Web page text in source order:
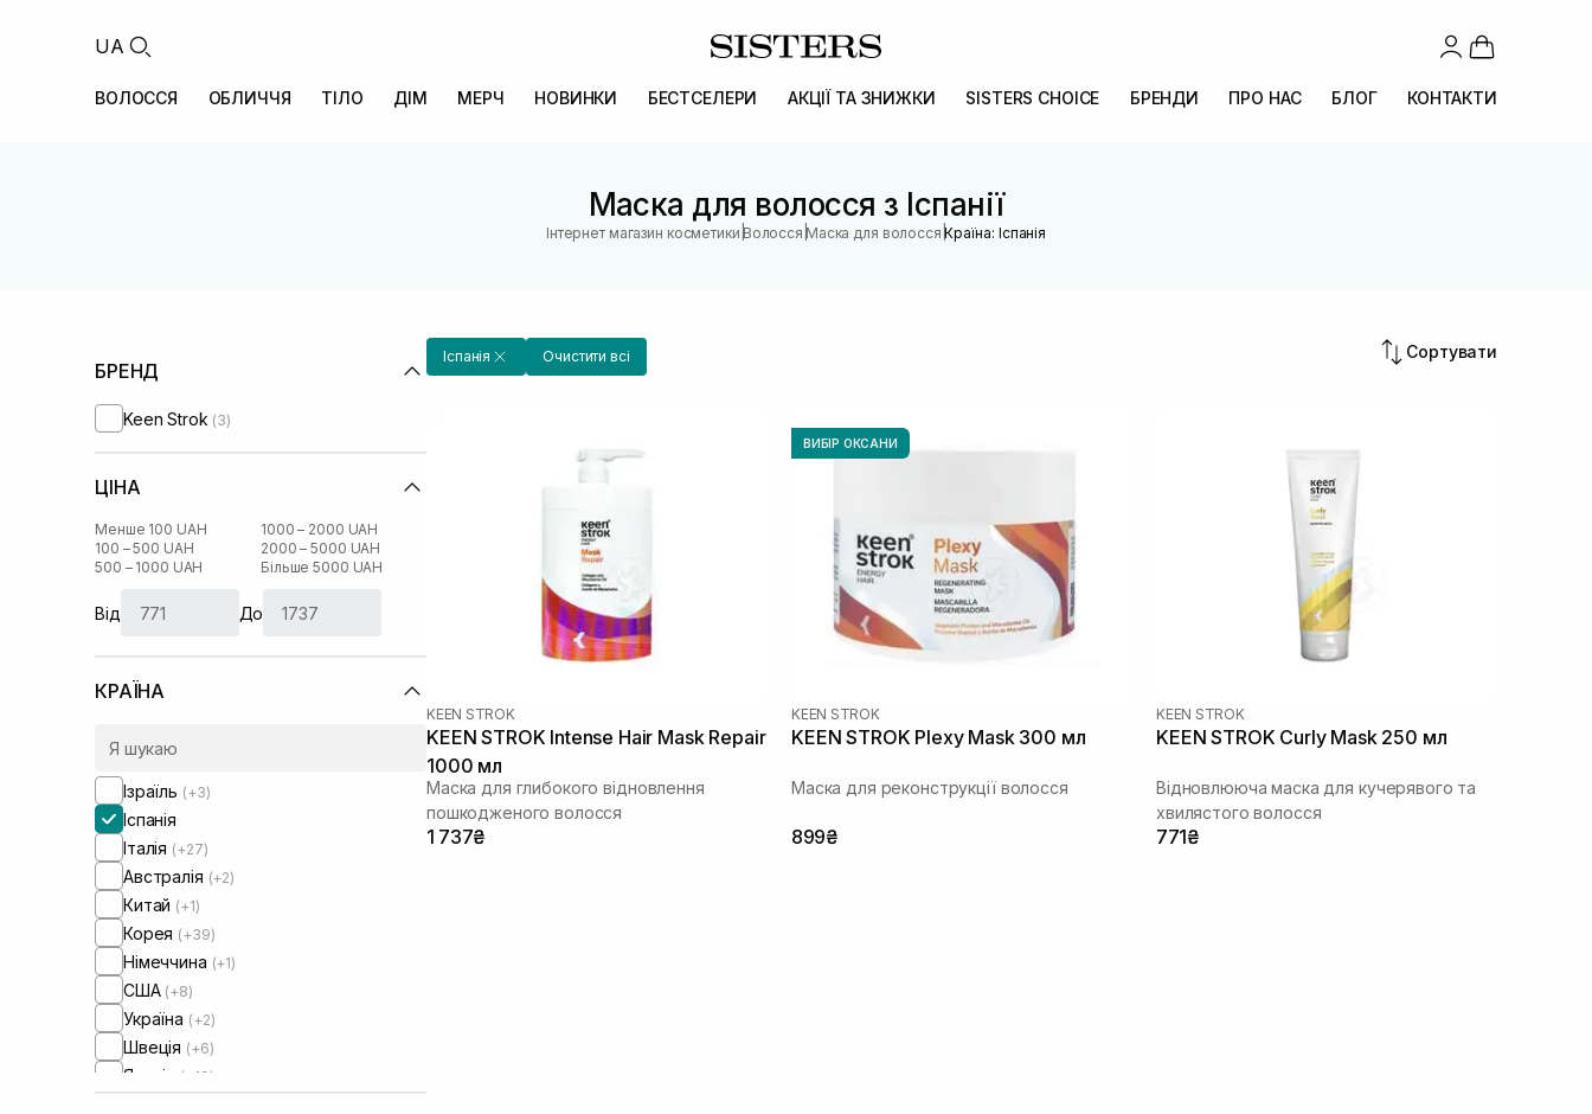
UA
ВОЛОССЯ ОБЛИЧЧЯ ТІЛО ДІМ МЕРЧ НОВИНКИ БЕСТСЕЛЕРИ АКЦІЇ ТА ЗНИЖКИ SISTERS CHOICE БРЕНДИ ПРО НАС БЛОГ КОНТАКТИ
Маска для волосся з Іспанії
Інтернет магазин косметики |Волосся |Маска для волосся |Країна: Іспанія
БРЕНД
Keen Strok (3)
ЦІНА
Менше 100 UAH
100 – 500 UAH
500 – 1000 UAH
1000 – 2000 UAH
2000 – 5000 UAH
Більше 5000 UAH
Від До
КРАЇНА
Ізраїль (+3)
Іспанія
Італія (+27)
Австралія (+2)
Китай (+1)
Корея (+39)
Німеччина (+1)
США (+8)
Україна (+2)
Швеція (+6)
Японія (+19)
Іспанія Очистити всі Сортувати
KEEN STROK
KEEN STROK Intense Hair Mask Repair
1000 мл
Маска для глибокого відновлення
пошкодженого волосся
1 737₴
ВИБІР ОКСАНИ
KEEN STROK
KEEN STROK Plexy Mask 300 мл
Маска для реконструкції волосся
899₴
KEEN STROK
KEEN STROK Curly Mask 250 мл
Відновлююча маска для кучерявого та
хвилястого волосся
771₴